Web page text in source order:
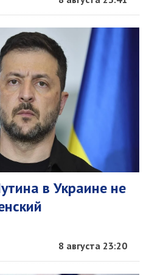
в Украине не
8 августа 23:20